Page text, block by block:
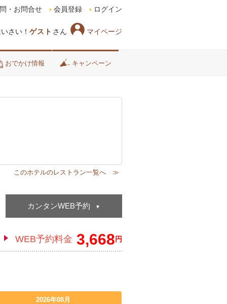
さい！ ゲスト さん マイページ
・お問合せ 会員登録 ログイン
おでかけ情報 キャンペーン
カンタンWEB予約
WEB予約料金 3,668 円
2026年08月